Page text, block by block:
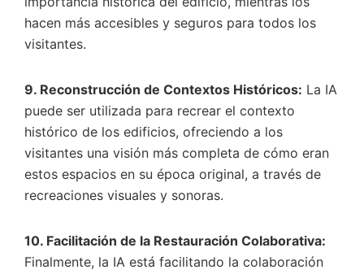
hacen más accesibles y seguros para todos los
visitantes.
9. Reconstrucción de Contextos Históricos: La IA
puede ser utilizada para recrear el contexto
histórico de los edificios, ofreciendo a los
visitantes una visión más completa de cómo eran
estos espacios en su época original, a través de
recreaciones visuales y sonoras.
10. Facilitación de la Restauración Colaborativa:
Finalmente, la IA está facilitando la colaboración